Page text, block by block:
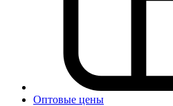
Оптовые цены